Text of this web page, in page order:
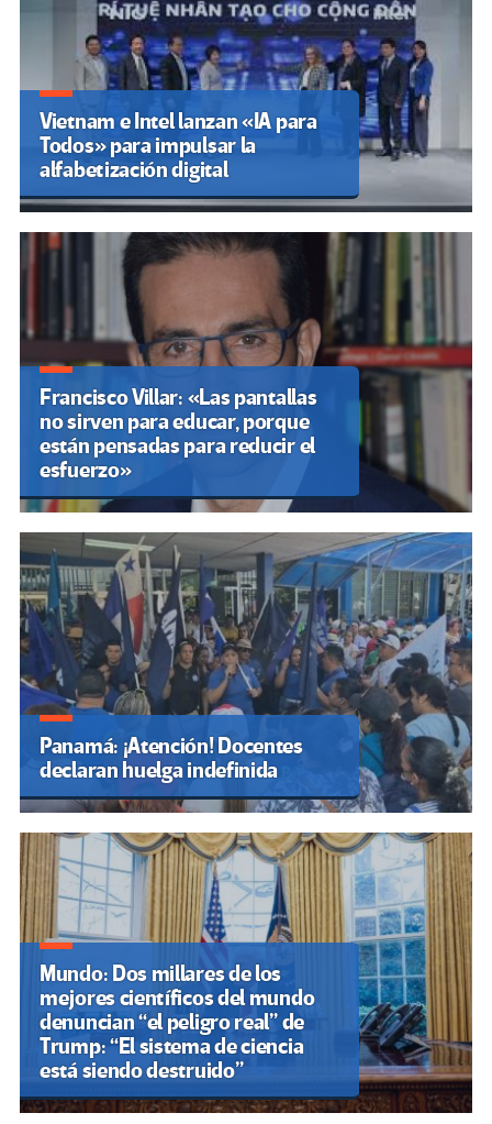
Vietnam e Intel lanzan «IA para
Todos» para impulsar la
alfabetización digital
Francisco Villar: «Las pantallas
no sirven para educar, porque
están pensadas para reducir el
esfuerzo»
Panamá: ¡Atención! Docentes
declaran huelga indefinida
Mundo: Dos millares de los
mejores científicos del mundo
denuncian “el peligro real” de
Trump: “El sistema de ciencia
está siendo destruido”